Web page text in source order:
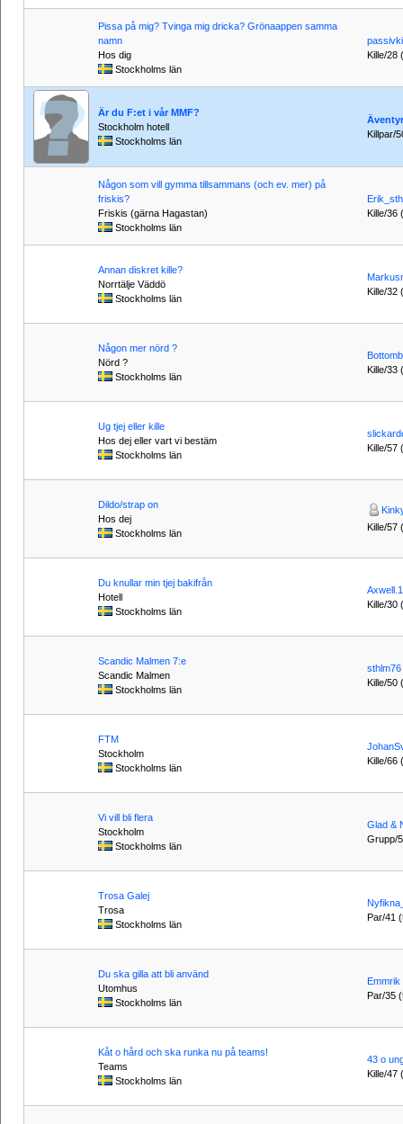
Pissa på mig? Tvinga mig dricka? Grönaappen samma
namn
Hos dig
Stockholms län
Kille/28
Är du F:et i vår MMF?
Stockholm hotell
Stockholms län
Killpar/
Någon som vill gymma tillsammans (och ev. mer) på
friskis?
Friskis (gärna Hagastan)
Stockholms län
Kille/36
Annan diskret kille?
Norrtälje Väddö
Stockholms län
Kille/32
Någon mer nörd ?
Nörd ?
Stockholms län
Kille/33
Ug tjej eller kille
Hos dej eller vart vi bestäm
Stockholms län
Kille/57
Dildo/strap on
Hos dej
Stockholms län
Kille/57
Du knullar min tjej bakifrån
Hotell
Stockholms län
Kille/30
Scandic Malmen 7:e
Scandic Malmen
Stockholms län
sthlm76
Kille/50
FTM
Stockholm
Stockholms län
Kille/66
Vi vill bli flera
Stockholm
Stockholms län
Glad &
Grupp/
Trosa Galej
Trosa
Stockholms län
Par/41
Du ska gilla att bli använd
Utomhus
Stockholms län
Emmrik
Par/35
Kåt o hård och ska runka nu på teams!
Teams
Stockholms län
43 o
Kille/47